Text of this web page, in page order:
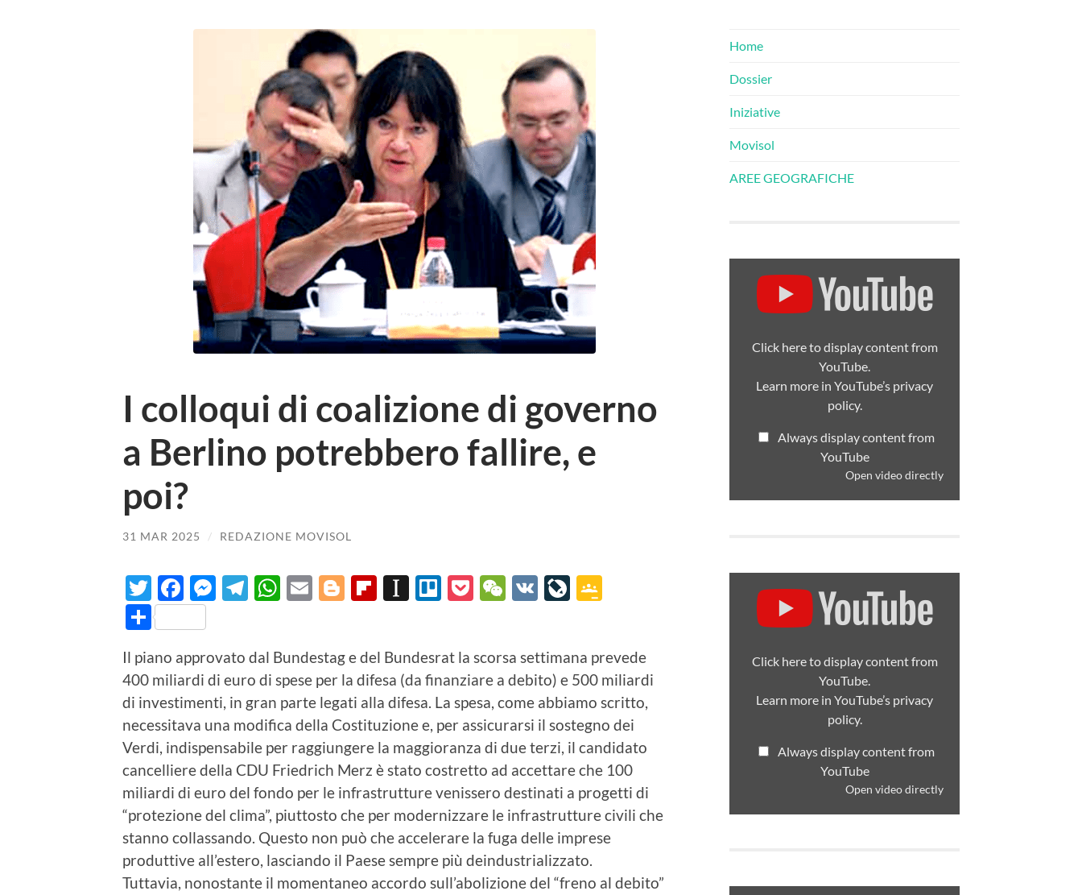
I colloqui di coalizione di governo
a Berlino potrebbero fallire, e
poi?
31 MAR 2025 / REDAZIONE MOVISOL
Twitter
Facebook
Messenger
Telegram
WhatsApp
EmailBlogger
Flipboard
Instapaper
TrelloPocket
WeChat
VK LiveJournal
Condividi
Il piano approvato dal Bundestag e del Bundesrat la scorsa settimana prevede
400 miliardi di euro di spese per la difesa (da finanziare a debito) e 500 miliardi
di investimenti, in gran parte legati alla difesa. La spesa, come abbiamo scritto,
necessitava una modifica della Costituzione e, per assicurarsi il sostegno dei
Verdi, indispensabile per raggiungere la maggioranza di due terzi, il candidato
cancelliere della CDU Friedrich Merz è stato costretto ad accettare che 100
miliardi di euro del fondo per le infrastrutture venissero destinati a progetti di
“protezione del clima”, piuttosto che per modernizzare le infrastrutture civili che
stanno collassando. Questo non può che accelerare la fuga delle imprese
produttive all’estero, lasciando il Paese sempre più deindustrializzato.
Tuttavia, nonostante il momentaneo accordo sull’abolizione del “freno al debito”
Home
Dossier
Iniziative
Movisol
AREE GEOGRAFICHE
Display
content
YouTube
Click here to display content from
YouTube.
Learn more in YouTube’s privacy
policy.
Always display content from
YouTube
Open video directly
Display
content
YouTube
Click here to display content from
YouTube.
Learn more in YouTube’s privacy
policy.
Always display content from
YouTube
Open video directly